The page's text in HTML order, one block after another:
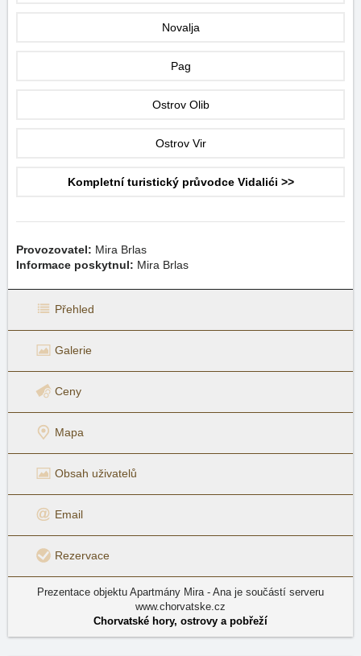
Novalja
Pag
Ostrov Olib
Ostrov Vir
Kompletní turistický průvodce Vidalići >>
Provozovatel: Mira Brlas
Informace poskytnul: Mira Brlas
Přehled
Galerie
Ceny
Mapa
Obsah uživatelů
Email
Rezervace
Prezentace objektu Apartmány Mira - Ana je součástí serveru
www.chorvatske.cz
Chorvatské hory, ostrovy a pobřeží